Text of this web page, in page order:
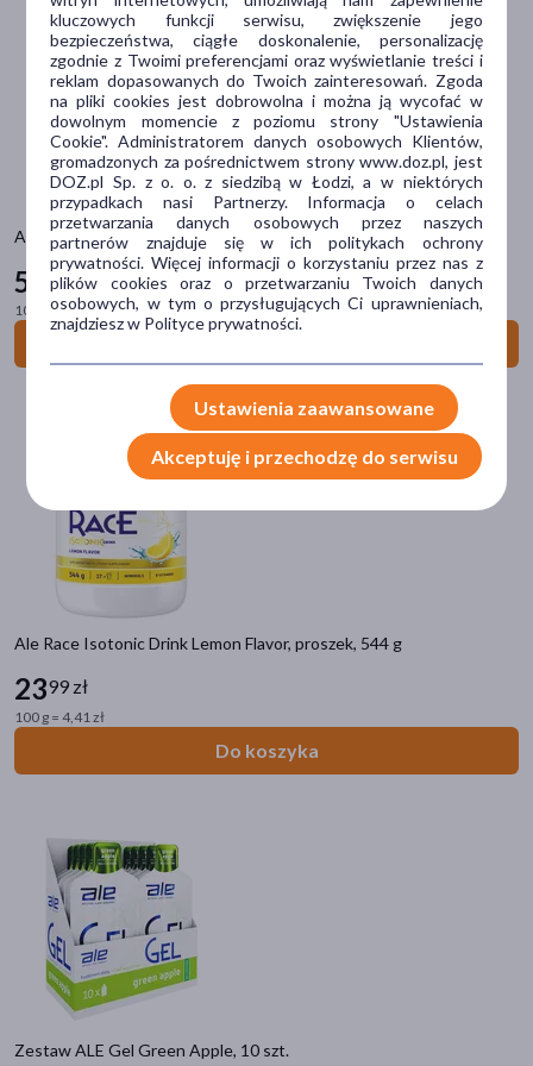
ALE Gel Caffe Latte, żel, 55,5 g
5 99 zł
100 g = 10,89 zł
Ale Race Isotonic Drink Lemon Flavor, proszek, 544 g
2399 zł
100 g = 4,41 zł
Do koszyka
Zestaw ALE Gel Green Apple, 10 szt.
Postać
proszek(28)
żel (13)
płyn(7)
napój(6)
tabletka(4)
pokaż więcej
Problem
zmęczenie(12)
niedobór minerałów(11)
niedobór witamin(10)
odwodnienie(3)
pokaż więcej
Główne składniki
białko serwatkowe
magnez(16)
kofeina
cytrynian sodu(6)
Część ciała
mięśnie
(22)
kości(17)
skóra(1)
Działanie/właściwości
kluczowych funkcji serwisu, zwiększenie jego
bezpieczeństwa, ciągłe doskonalenie, personalizację
zgodnie z Twoimi preferencjami oraz wyświetlanie treści i
reklam dopasowanych do Twoich zainteresowań. Zgoda
na pliki cookies jest dobrowolna i można ją wycofać w
dowolnym momencie z poziomu strony "Ustawienia
Cookie". Administratorem danych osobowych Klientów,
gromadzonych za pośrednictwem strony www.doz.pl, jest
DOZ.pl Sp. z o. o. z siedzibą w Łodzi, a w niektórych
przypadkach nasi Partnerzy. Informacja o celach
przetwarzania danych osobowych przez naszych
partnerów znajduje się w ich politykach ochrony
prywatności. Więcej informacji o korzystaniu przez nas z
plików cookies oraz o przetwarzaniu Twoich danych
osobowych, w tym o przysługujących Ci uprawnieniach,
znajdziesz w Polityce prywatności.
Ustawienia zaawansowane
Akceptuję i przechodzę do serwisu